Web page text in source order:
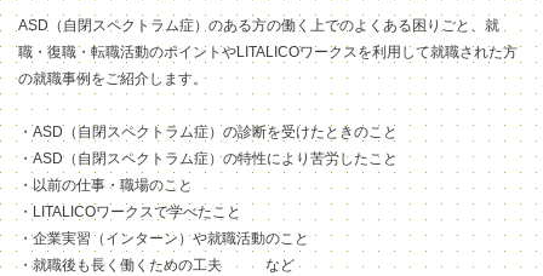
ASD（自閉スペクトラム症） のある方の働く上でのよくある困りごと、就
職・復職・転職活動のポイントやLITALICOワークスを利用して就職された方
の就職事例をご紹介します。
・ ASD（自閉スペクトラム症） の診断を受けたときのこと
・ASD（自閉スペクトラム症）の特性により 苦労したこと
・以前の仕事・職場のこと
・LITALICOワークスで学べたこと
・企業実習（インターン）や就職活動のこと
・就職後も長く働くための工夫 など